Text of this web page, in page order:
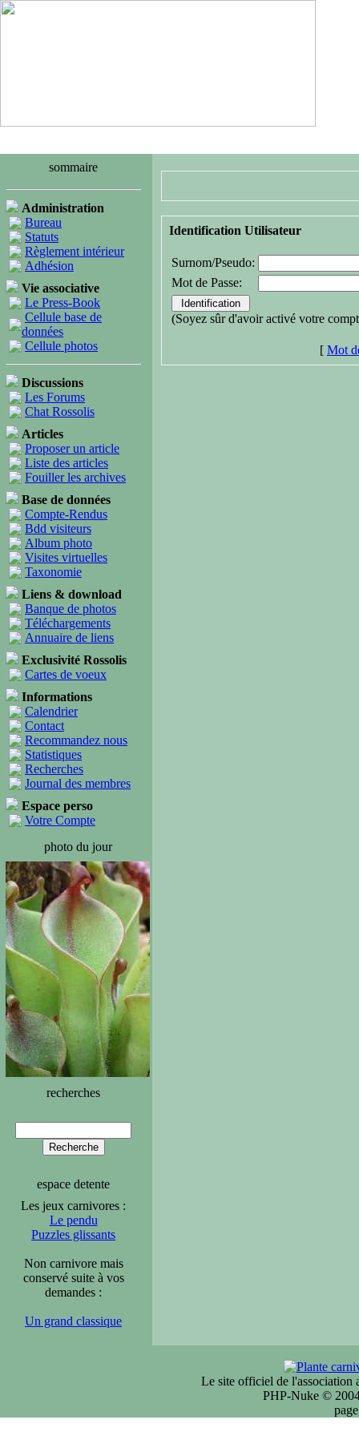
sommaire
Administration
Bureau
Statuts
Règlement intérieur
Adhésion
Vie associative
Le Press-Book
Cellule base de
données
Cellule photos
Discussions
Les Forums
Chat Rossolis
Articles
Proposer un article
Liste des articles
Fouiller les archives
Base de données
Compte-Rendus
Bdd visiteurs
Album photo
Visites virtuelles
Taxonomie
Liens & download
Banque de photos
Téléchargements
Annuaire de liens
Exclusivité Rossolis
Cartes de voeux
Informations
Calendrier
Contact
Recommandez nous
Statistiques
Recherches
Journal des membres
Espace perso
Votre Compte
photo du jour
recherches
espace detente
Les jeux carnivores :
Le pendu
Puzzles glissants
Non carnivore mais
conservé suite à vos
demandes :
Un grand classique
Identification Utilisateur
Surnom/Pseudo:
Mot de Passe:
(Soyez sûr d'avoir activé votre
[ Mot
Le site officiel de l'association
PHP-Nuke ©